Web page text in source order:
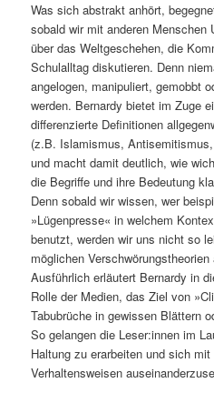
Was sich abstrakt anhört,
sobald wir mit anderen Menschen
über das Weltgeschehen, die
Schulalltag diskutieren. Denn
angelogen, manipuliert, gemobbt
werden. Bernardy bietet im Zuge
differenzierte Definitionen
(z.B. Islamismus,
und macht damit deutlich, wie
die Begriffe und ihre Bedeutung
Denn sobald wir wissen, wer
»Lügenpresse« in welchem
benutzt, werden wir uns nicht so
möglichen
Ausführlich erläutert Bernardy in
Rolle der Medien, das Ziel von
Tabubrüche in gewissen Blättern
So gelangen die Leser:innen im
Haltung zu erarbeiten und sich
Verhaltensweisen